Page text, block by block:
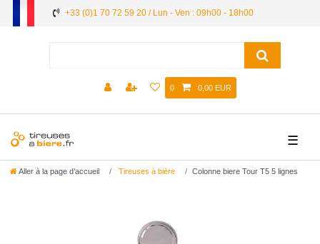
+33 (0)1 70 72 59 20 / Lun - Ven : 09h00 - 18h00
0 0,00 EUR
☰
Aller à la page d’accueil Tireuses à bière Colonne biere Tour T5 5 lignes